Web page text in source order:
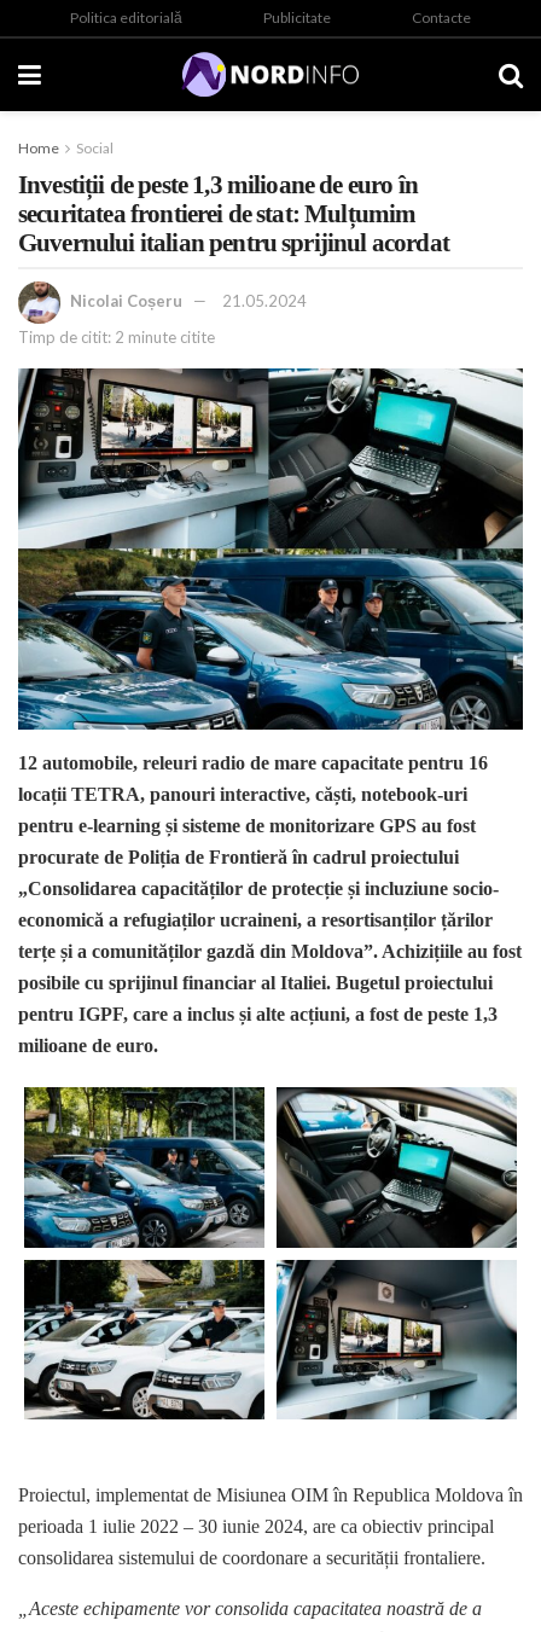
Politica editorială Publicitate Contacte
Home Social
Investiții de peste 1,3 milioane de euro în
securitatea frontierei de stat: Mulțumim
Guvernului italian pentru sprijinul acordat
Nicolai Coșeru
21.05.2024
Timp de citit: 2 minute citite
12 automobile, releuri radio de mare capacitate pentru 16
locații TETRA, panouri interactive, căști, notebook-uri
pentru e-learning și sisteme de monitorizare GPS au fost
procurate de Poliția de Frontieră în cadrul proiectului
„Consolidarea capacităților de protecție și incluziune socio-
economică a refugiaților ucraineni, a resortisanților țărilor
terțe și a comunităților gazdă din Moldova”. Achizițiile au fost
posibile cu sprijinul financiar al Italiei. Bugetul proiectului
pentru IGPF, care a inclus și alte acțiuni, a fost de peste 1,3
milioane de euro.
Proiectul, implementat de Misiunea OIM în Republica Moldova în
perioada 1 iulie 2022 – 30 iunie 2024, are ca obiectiv principal
consolidarea sistemului de coordonare a securității frontaliere.
„Aceste echipamente vor consolida capacitatea noastră de a